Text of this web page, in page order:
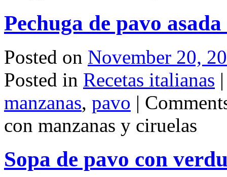
Pechuga de pavo
Posted on November 20,
Posted in Recetas italianas |
manzanas, pavo |
con manzanas y ciruelas
Sopa de pavo con